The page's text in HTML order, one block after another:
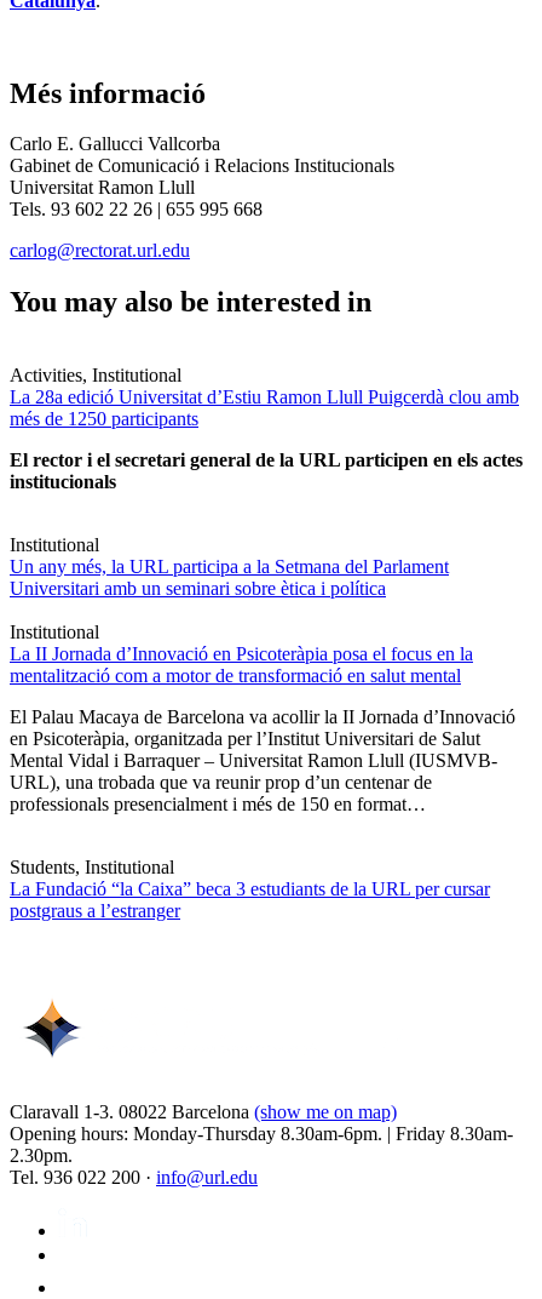
Més informació
Carlo E. Gallucci Vallcorba
Gabinet de Comunicació i Relacions Institucionals
Universitat Ramon Llull
Tels. 93 602 22 26 | 655 995 668
carlog@rectorat.url.edu
You may also be interested in
Activities, Institutional
La 28a edició Universitat d’Estiu Ramon Llull Puigcerdà clou amb
més de 1250 participants
El rector i el secretari general de la URL participen en els actes
institucionals
Institutional
Un any més, la URL participa a la Setmana del Parlament
Universitari amb un seminari sobre ètica i política
Institutional
La II Jornada d’Innovació en Psicoteràpia posa el focus en la
mentalització com a motor de transformació en salut mental
El Palau Macaya de Barcelona va acollir la II Jornada d’Innovació
en Psicoteràpia, organitzada per l’Institut Universitari de Salut
Mental Vidal i Barraquer – Universitat Ramon Llull (IUSMVB-
URL), una trobada que va reunir prop d’un centenar de
professionals presencialment i més de 150 en format…
Students, Institutional
La Fundació “la Caixa” beca 3 estudiants de la URL per cursar
postgraus a l’estranger
Claravall 1-3. 08022 Barcelona (show me on map)
Opening hours: Monday-Thursday 8.30am-6pm. | Friday 8.30am-
2.30pm.
Tel. 936 022 200 · info@url.edu